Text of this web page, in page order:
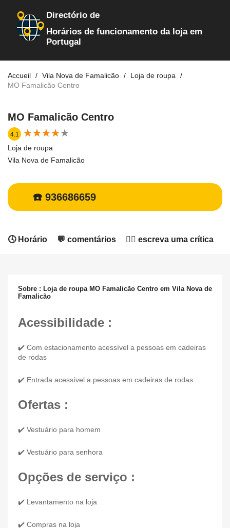
Directório de
Horários de funcionamento da loja em
Portugal
Accueil Vila Nova de Famalicão
Loja de roupa
MO Famalicão Centro
MO Famalicão Centro
4.1 ★★★★★
★★★★★
Loja de roupa
Vila Nova de Famalicão
☎️ 936686659
🕓 Horário 💬 comentários ✍🏻 escreva uma crítica
Sobre : Loja de roupa MO Famalicão Centro em Vila Nova de
Famalicão
Acessibilidade :
✔️ Com estacionamento acessível a pessoas em cadeiras
de rodas
✔️ Entrada acessível a pessoas em cadeiras de rodas
Ofertas :
✔️ Vestuário para homem
✔️ Vestuário para senhora
Opções de serviço :
✔️ Levantamento na loja
✔️ Compras na loja